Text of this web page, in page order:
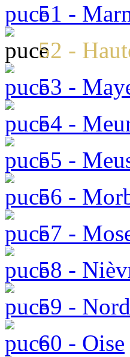
51 -
52 -
53 -
54 -
55 -
56 -
57 -
58 -
59 - Nord
60 - Oise